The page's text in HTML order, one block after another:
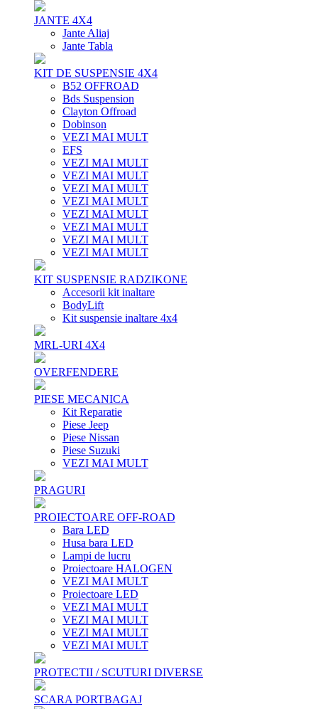
JANTE 4X4
Jante Aliaj
Jante Tabla
KIT DE SUSPENSIE 4X4
B52 OFFROAD
Bds Suspension
Clayton Offroad
Dobinson
VEZI MAI MULT
EFS
VEZI MAI MULT
VEZI MAI MULT
VEZI MAI MULT
VEZI MAI MULT
VEZI MAI MULT
VEZI MAI MULT
VEZI MAI MULT
VEZI MAI MULT
KIT SUSPENSIE RADZIKONE
Accesorii kit inaltare
BodyLift
Kit suspensie inaltare 4x4
MRL-URI 4X4
OVERFENDERE
PIESE MECANICA
Kit Reparatie
Piese Jeep
Piese Nissan
Piese Suzuki
VEZI MAI MULT
PRAGURI
PROIECTOARE OFF-ROAD
Bara LED
Husa bara LED
Lampi de lucru
Proiectoare HALOGEN
VEZI MAI MULT
Proiectoare LED
VEZI MAI MULT
VEZI MAI MULT
VEZI MAI MULT
VEZI MAI MULT
PROTECTII / SCUTURI DIVERSE
SCARA PORTBAGAJ